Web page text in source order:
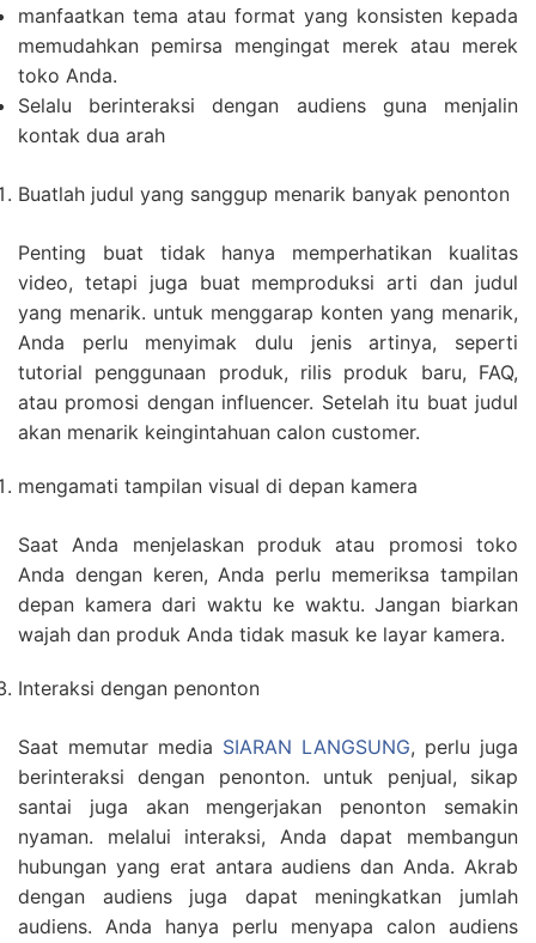
manfaatkan tema atau format yang konsisten kepada
memudahkan pemirsa mengingat merek atau merek
toko Anda.
Selalu berinteraksi dengan audiens guna menjalin
kontak dua arah
Buatlah judul yang sanggup menarik banyak penonton
Penting buat tidak hanya memperhatikan kualitas
video, tetapi juga buat memproduksi arti dan judul
yang menarik. untuk menggarap konten yang menarik,
Anda perlu menyimak dulu jenis artinya, seperti
tutorial penggunaan produk, rilis produk baru, FAQ,
atau promosi dengan influencer. Setelah itu buat judul
akan menarik keingintahuan calon customer.
mengamati tampilan visual di depan kamera
Saat Anda menjelaskan produk atau promosi toko
Anda dengan keren, Anda perlu memeriksa tampilan
depan kamera dari waktu ke waktu. Jangan biarkan
wajah dan produk Anda tidak masuk ke layar kamera.
Interaksi dengan penonton
Saat memutar media SIARAN LANGSUNG, perlu juga
berinteraksi dengan penonton. untuk penjual, sikap
santai juga akan mengerjakan penonton semakin
nyaman. melalui interaksi, Anda dapat membangun
hubungan yang erat antara audiens dan Anda. Akrab
dengan audiens juga dapat meningkatkan jumlah
audiens. Anda hanya perlu menyapa calon audiens